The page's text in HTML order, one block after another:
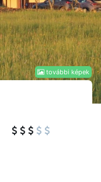
további képek